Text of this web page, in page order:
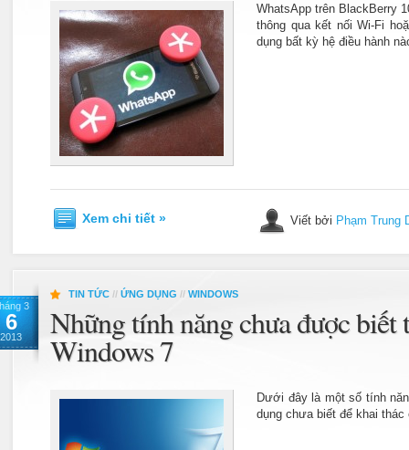
WhatsApp trên BlackBerry
thông qua kết nối Wi-Fi
dụng bất kỳ hệ điều hành
Xem chi tiết » Viết bởi Phạm Trung
3
6
2013
TIN TỨC // ỨNG DỤNG // WINDOWS
Những tính năng chưa được biết
Windows 7
Dưới đây là một số tính
dụng chưa biết để khai thác